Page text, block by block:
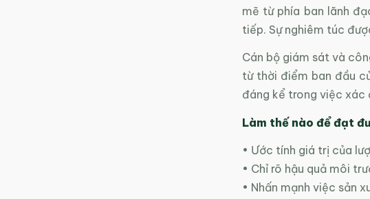
mẽ từ phía ban lãnh
tiếp. Sự nghiêm túc
Cán bộ giám sát và
từ thời điểm ban đầu
đáng kể trong việc xác
Làm thế nào để đạt
• Ước tính giá trị của
• Chỉ rõ hậu quả môi
• Nhấn mạnh việc sản